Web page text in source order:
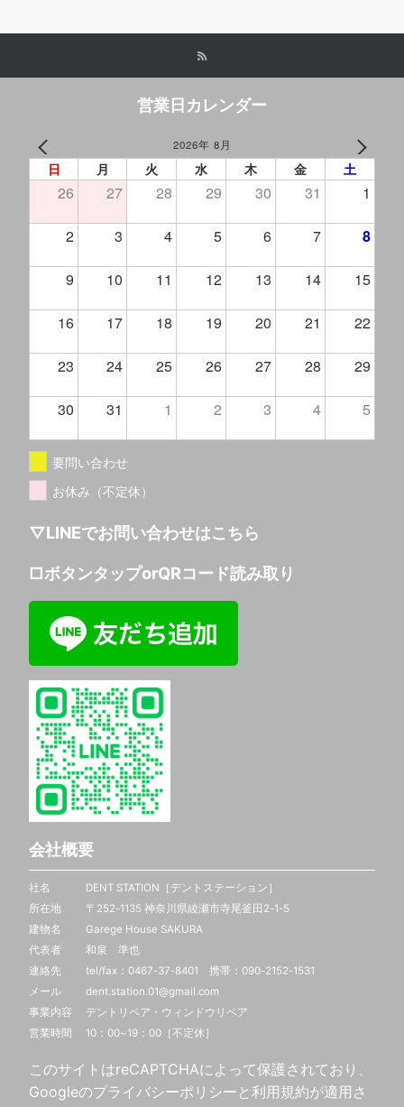
営業日カレンダー
2026年 8月
日 月 火 水 木 金 土
26 27 28 29 30 31 1
2 3 4 5 6 7 8
9 10 11 12 13 14 15
16 17 18 19 20 21 22
23 24 25 26 27 28 29
30 31 1 2 3 4 5
要問い合わせ
お休み（不定休）
▽LINEでお問い合わせはこちら
□ボタンタップorQRコード読み取り
会社概要
社名 DENT STATION［デントステーション］
所在地 〒252-1135 神奈川県綾瀬市寺尾釜田2-1-5
建物名 Garege House SAKURA
代表者 和泉 準也
連絡先 tel/fax：0467-37-8401 携帯： 090-2152-1531
メール dent.station.01@gmail.com
事業内容 デントリペア・ウィンドウリペア
営業時間 10：00~19：00［不定休］
このサイトはreCAPTCHAによって保護されており、
Googleのプライバシーポリシー と 利用規約が適用さ